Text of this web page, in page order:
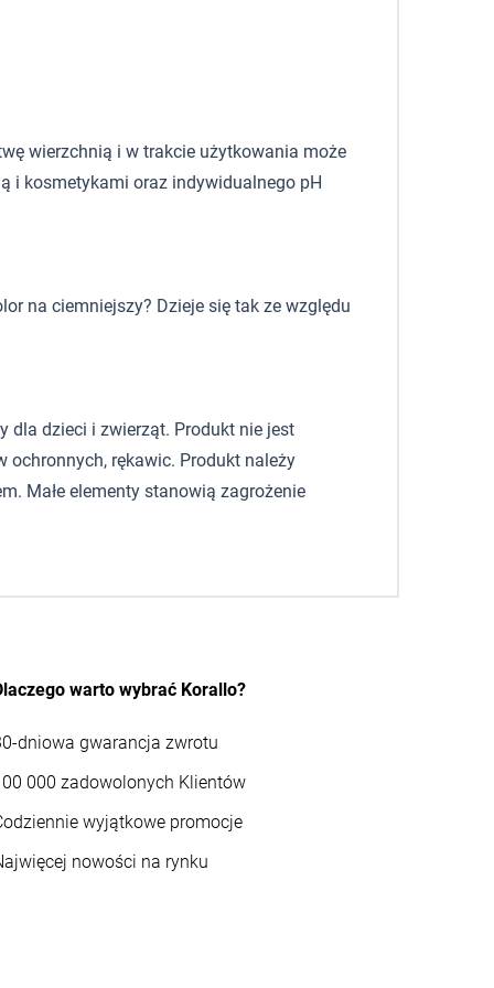
wierzchnią i w trakcie użytkowania może
i kosmetykami oraz indywidualnego pH
na ciemniejszy? Dzieje się tak ze względu
dla dzieci i zwierząt. Produkt nie jest
rękawic. Produkt należy
Małe elementy stanowią zagrożenie
warto wybrać Korallo?
dniowa gwarancja zwrotu
000 zadowolonych Klientów
wyjątkowe promocje
nowości na rynku